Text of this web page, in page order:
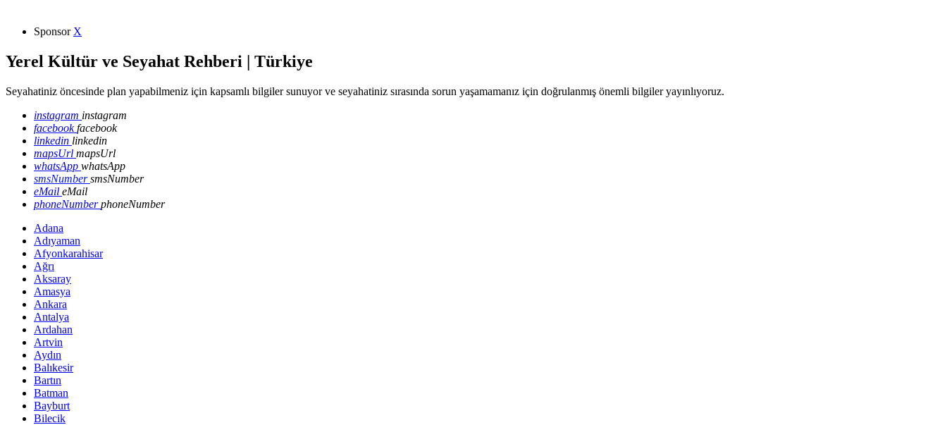
Sponsor X
Yerel Kültür ve Seyahat Rehberi | Türkiye
Seyahatiniz öncesinde plan yapabilmeniz için kapsamlı bilgiler sunuyor ve seyahatiniz sırasında sorun yaşamamanız için doğrulanmış önemli bilgiler yayınlıyoruz.
instagram instagram
facebookfacebook
linkedin linkedin
mapsUrl mapsUrl
whatsApp whatsApp
smsNumbersmsNumber
eMail eMail
phoneNumberphoneNumber
Adana
Adıyaman
Afyonkarahisar
Ağrı
Aksaray
Amasya
Ankara
Antalya
Ardahan
Artvin
Aydın
Balıkesir
Bartın
Batman
Bayburt
Bilecik